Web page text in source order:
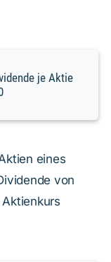
je Aktie
eines
von